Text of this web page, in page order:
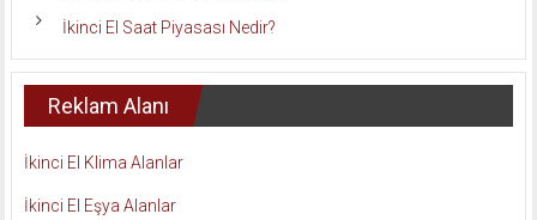
İkinci El Saat Piyasası Nedir?
Reklam Alanı
İkinci El Klima Alanlar
İkinci El Eşya Alanlar